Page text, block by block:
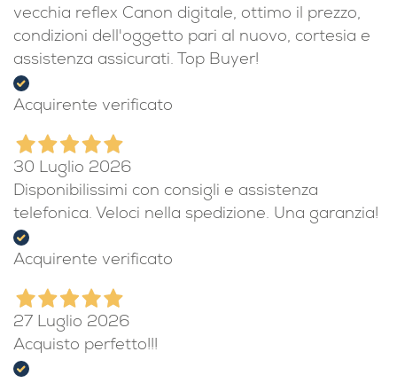
vecchia reflex Canon digitale, ottimo il prezzo,
condizioni dell'oggetto pari al nuovo, cortesia e
assistenza assicurati. Top Buyer!
Acquirente verificato
30 Luglio 2026
Disponibilissimi con consigli e assistenza
telefonica. Veloci nella spedizione. Una garanzia!
Acquirente verificato
27 Luglio 2026
Acquisto perfetto!!!